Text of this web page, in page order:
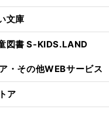
文庫
図書 S-KIDS.LAND
・ その他WEBサービス
ア